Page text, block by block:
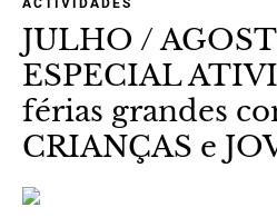
ACTIVIDADES
JULHO /
ESPECIAL
férias grandes
CRIANÇAS e